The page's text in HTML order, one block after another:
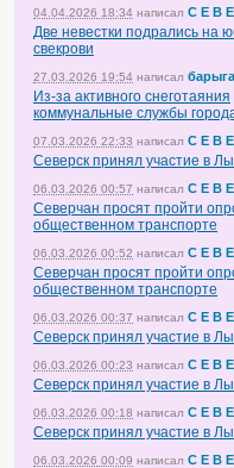
04.04.2026 18:34 написал С Е В
Две невестки подрались на
свекрови
27.03.2026 19:54 написал барыга
Из-за активного снеготаяния
коммунальные службы
07.03.2026 22:33 написал С Е В
Северск принял участие в
06.03.2026 00:57 написал С Е В
Северчан просят пройти
общественном транспорте
06.03.2026 00:52 написал С Е В
Северчан просят пройти
общественном транспорте
06.03.2026 00:37 написал С Е В
Северск принял участие в
06.03.2026 00:23 написал С Е В
Северск принял участие в
06.03.2026 00:18 написал С Е В
Северск принял участие в
06.03.2026 00:09 написал С Е В